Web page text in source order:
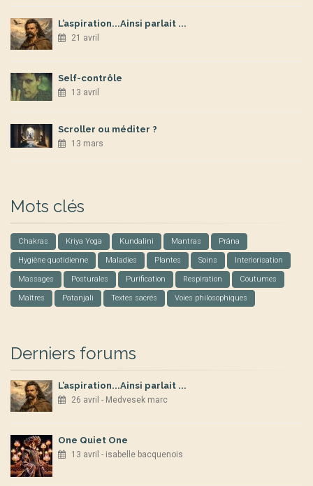
L’aspiration...Ainsi parlait ...
21 avril
Self-contrôle
13 avril
Scroller ou méditer ?
13 mars
Mots clés
Chakras Kriya Yoga Kundalini Mantras Prâna
Hygiène quotidienne Maladies Plantes Soins Interiorisation
Massages Posturales Purification Respiration Coutumes
Maîtres Patanjali Textes sacrés Voies philosophiques
Derniers forums
L’aspiration...Ainsi parlait ...
26 avril - Medvesek marc
One Quiet One
13 avril - isabelle bacquenois